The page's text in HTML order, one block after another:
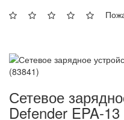
Сетевое
Defender EPA-